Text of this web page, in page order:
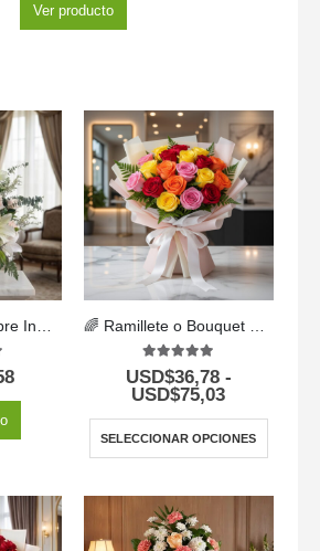
Ver producto
5 5.00out of 5
USD$36,78 -
USD$75,03
SELECCIONAR OPCIONES